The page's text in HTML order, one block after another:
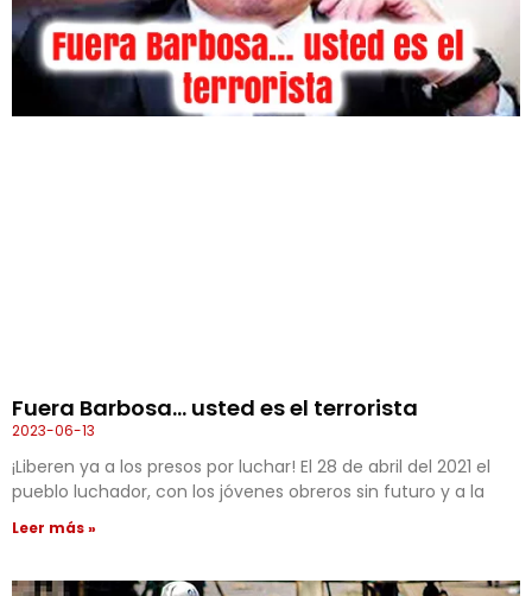
Fuera Barbosa… usted es el terrorista
2023-06-13
¡Liberen ya a los presos por luchar! El 28 de abril del 2021 el
pueblo luchador, con los jóvenes obreros sin futuro y a la
Leer más »